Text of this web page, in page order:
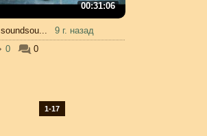
00:31:06
soundsou...
9 г. назад
0
0
1-17